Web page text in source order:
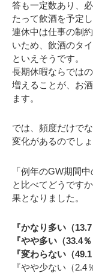
答も一定数あり、
たって飲酒を予定
連休中は仕事の制
いため、飲酒のタ
といえそうです。
長期休暇ならでは
増えることが、お
ます。
では、頻度だけで
変化があるのでしょ
「例年のGW期間
と比べてどうです
果となりました。
『かなり多い（13.7
『やや多い（33.4％
『変わらない（49.1
『やや少ない（2.4